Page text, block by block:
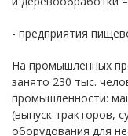
- предприятия
На промышленных
занято 230 тыс.
промышленности:
(выпуск тракторов,
оборудования для